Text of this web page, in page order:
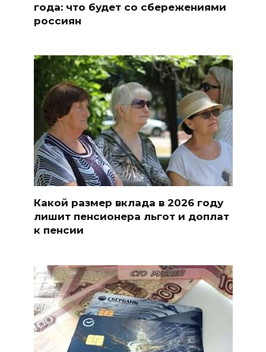
года: что будет со сбережениями
россиян
Какой размер вклада в 2026 году
лишит пенсионера льгот и доплат
к пенсии